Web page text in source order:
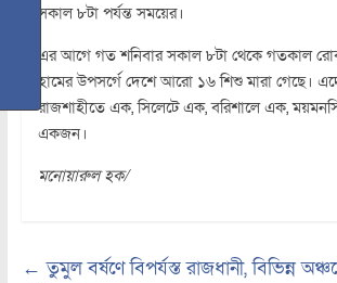
সকাল ৮টা পর্যন্ত সময়ের।
এর আগে গত শনিবার সকাল ৮টা থেকে গতকাল
হামের উপসর্গে দেশে আরো ১৬ শিশু মারা গেছে।
রাজশাহীতে এক, সিলেটে এক, বরিশালে এক,
একজন।
মনোয়ারুল হক/
← তুমুল বর্ষণে বিপর্যস্ত রাজধানী, বিভিন্ন